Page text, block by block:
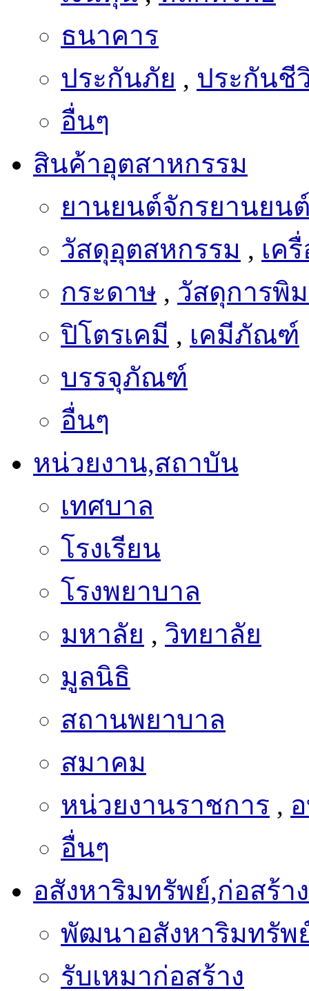
ธนาคาร
ประกันภัย
ประกันชี
อื่นๆ
สินค้าอุตสาหกรรม
ยานยนต์จักรยานยน
วัสดุอุตสหกรรม,เค
กระดาษ,วัสดุการพิ
ปิโตรเคมี ,เคมีภัณฑ์
บรรจุภัณฑ์
อื่นๆ
หน่วยงาน,สถาบัน
เทศบาล
โรงเรียน
โรงพยาบาล
มหาลัย,วิทยาลัย
มูลนิธิ
สถานพยาบาล
สมาคม
หน่วยงานราชการ
อื่นๆ
อสังหาริมทรัพย์,ก่อสร้าง
พัฒนาอสังหาริมทรัพ
รับเหมาก่อสร้าง